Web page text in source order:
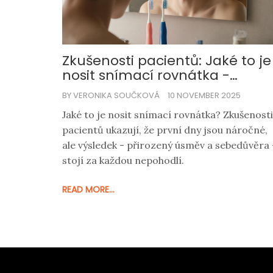
Zkušenosti pacientů: Jaké to je
nosit snímací rovnátka -
pravda od těch, kteří je nosili
BY VERONIKA SOUČKOVÁ 10 NOVEMBER 2025
Jaké to je nosit snímací rovnátka? Zkušenosti
pacientů ukazují, že první dny jsou náročné,
ale výsledek - přirozený úsměv a sebedůvěra
stojí za každou nepohodlí.
READ MORE...